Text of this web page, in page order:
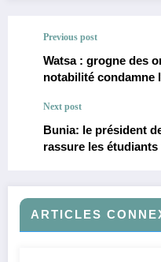
Previous post
Watsa : grogne des
notabilité condamne
Next post
Bunia: le président
rassure les
ARTICLES